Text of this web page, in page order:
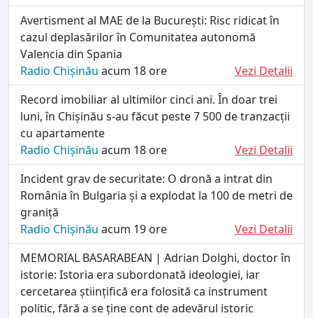
Avertisment al MAE de la București: Risc ridicat în
cazul deplasărilor în Comunitatea autonomă
Valencia din Spania
Radio Chișinău acum 18 ore
Vezi Detalii
Record imobiliar al ultimilor cinci ani. În doar trei
luni, în Chișinău s-au făcut peste 7 500 de tranzacții
cu apartamente
Radio Chișinău acum 18 ore
Vezi Detalii
Incident grav de securitate: O dronă a intrat din
România în Bulgaria și a explodat la 100 de metri de
graniță
Radio Chișinău acum 19 ore
Vezi Detalii
MEMORIAL BASARABEAN | Adrian Dolghi, doctor în
istorie: Istoria era subordonată ideologiei, iar
cercetarea științifică era folosită ca instrument
politic, fără a se ține cont de adevărul istoric